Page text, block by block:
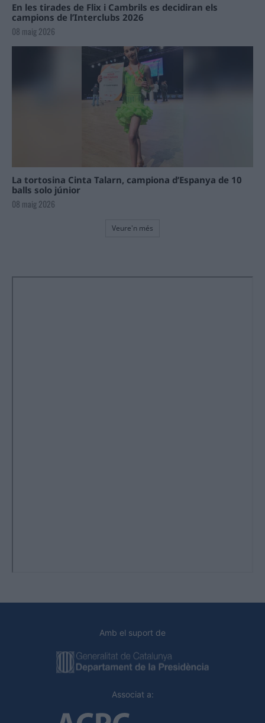
En les tirades de Flix i Cambrils es decidiran els
campions de l’Interclubs 2026
08 maig 2026
La tortosina Cinta Talarn, campiona d’Espanya de 10
balls solo júnior
08 maig 2026
Veure'n més
Amb el suport de
Associat a: